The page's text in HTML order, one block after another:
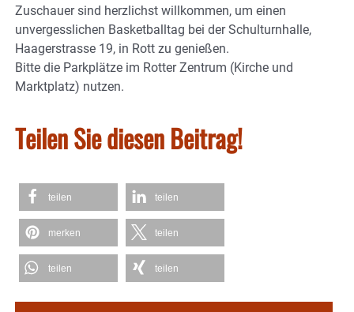
Zuschauer sind herzlichst willkommen, um einen
unvergesslichen Basketballtag bei der Schulturnhalle,
Haagerstrasse 19, in Rott zu genießen.
Bitte die Parkplätze im Rotter Zentrum (Kirche und
Marktplatz) nutzen.
Teilen Sie diesen Beitrag!
teilen teilen
merken teilen
teilen teilen